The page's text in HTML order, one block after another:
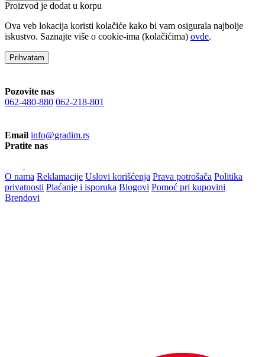
Proizvod je dodat u korpu
Ova veb lokacija koristi kolačiće kako bi vam osigurala najbolje
iskustvo. Saznajte više o cookie-ima (kolačićima) ovde.
Prihvatam
Pozovite nas
062-480-880 062-218-801
Email info@gradim.rs
Pratite nas
O nama Reklamacije Uslovi korišćenja Prava potrošača Politika
privatnosti Plaćanje i isporuka Blogovi Pomoć pri kupovini
Brendovi